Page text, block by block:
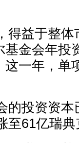
得益于整
金会年投
一年，单
的投资资
至61亿瑞